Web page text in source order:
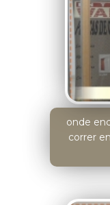
onde
correr